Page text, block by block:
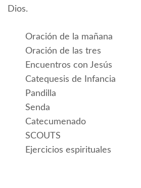
Dios.
Oración de la mañana
Oración de las tres
Encuentros con Jesús
Catequesis de Infancia
Pandilla
Senda
Catecumenado
SCOUTS
Ejercicios espirituales